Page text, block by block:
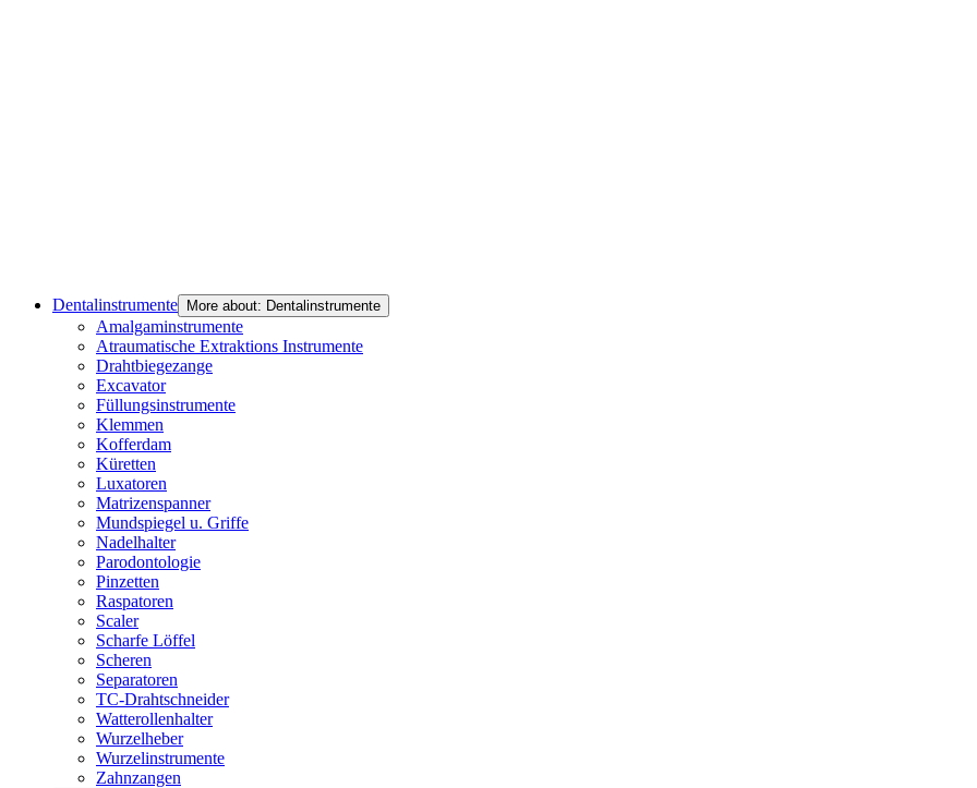
Dentalinstrumente More about: Dentalinstrumente
Amalgaminstrumente
Atraumatische Extraktions Instrumente
Drahtbiegezange
Excavator
Füllungsinstrumente
Klemmen
Kofferdam
Küretten
Luxatoren
Matrizenspanner
Mundspiegel u. Griffe
Nadelhalter
Parodontologie
Pinzetten
Raspatoren
Scaler
Scharfe Löffel
Scheren
Separatoren
TC-Drahtschneider
Watterollenhalter
Wurzelheber
Wurzelinstrumente
Zahnzangen